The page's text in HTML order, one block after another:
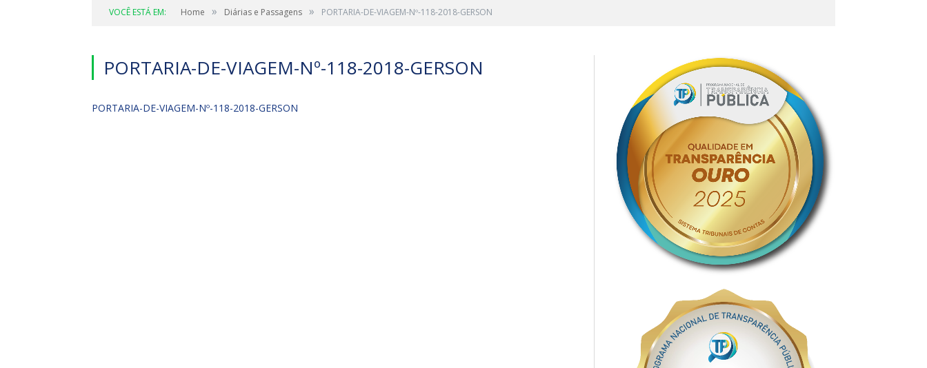
VOCÊ ESTÁ EM: Home » Diárias e Passagens » PORTARIA-DE-VIAGEM-Nº-118-2018-GERSON
PORTARIA-DE-VIAGEM-Nº-118-2018-GERSON
PORTARIA-DE-VIAGEM-Nº-118-2018-GERSON